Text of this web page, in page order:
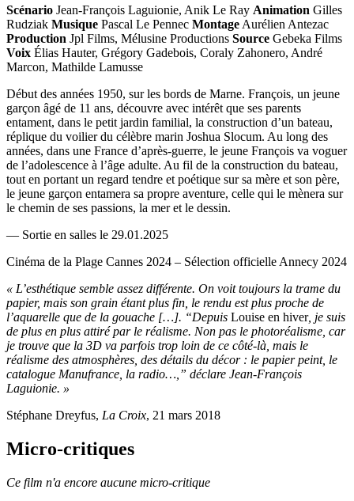
Scénario Jean-François Laguionie, Anik Le Ray Animation Gilles
Rudziak Musique Pascal Le Pennec Montage Aurélien Antezac
Production Jpl Films, Mélusine Productions Source Gebeka Films
Voix Élias Hauter, Grégory Gadebois, Coraly Zahonero, André
Marcon, Mathilde Lamusse
Début des années 1950, sur les bords de Marne. François, un jeune
garçon âgé de 11 ans, découvre avec intérêt que ses parents
entament, dans le petit jardin familial, la construction d’un bateau,
réplique du voilier du célèbre marin Joshua Slocum. Au long des
années, dans une France d’après-guerre, le jeune François va voguer
de l’adolescence à l’âge adulte. Au fil de la construction du bateau,
tout en portant un regard tendre et poétique sur sa mère et son père,
le jeune garçon entamera sa propre aventure, celle qui le mènera sur
le chemin de ses passions, la mer et le dessin.
— Sortie en salles le 29.01.2025
Cinéma de la Plage Cannes 2024 – Sélection officielle Annecy 2024
« L’esthétique semble assez différente. On voit toujours la trame du
papier, mais son grain étant plus fin, le rendu est plus proche de
l’aquarelle que de la gouache […]. “Depuis Louise en hiver, je suis
de plus en plus attiré par le réalisme. Non pas le photoréalisme, car
je trouve que la 3D va parfois trop loin de ce côté-là, mais le
réalisme des atmosphères, des détails du décor : le papier peint, le
catalogue Manufrance, la radio…,” déclare Jean-François
Laguionie. »
Stéphane Dreyfus, La Croix, 21 mars 2018
Micro-critiques
Ce film n'a encore aucune micro-critique